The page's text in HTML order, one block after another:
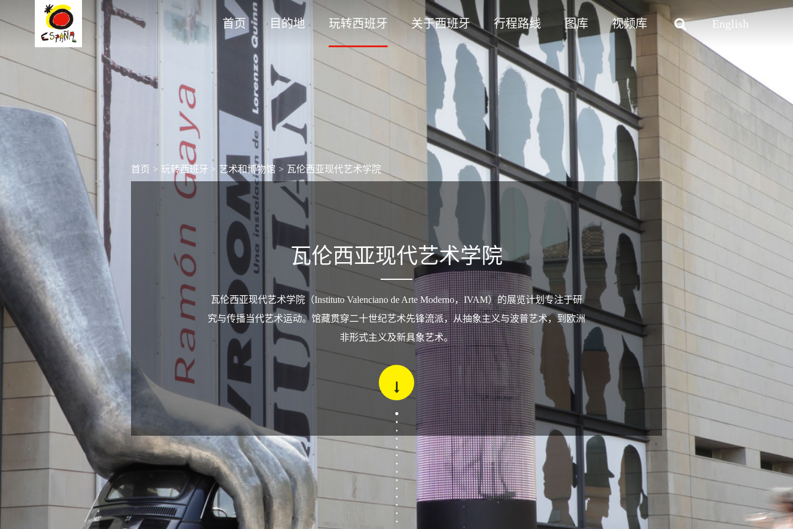
首页 目的地 玩转西班牙 关于西班牙 行程路线 图库 视频库 English
首页 > 玩转西班牙 > 艺术和博物馆 > 瓦伦西亚现代艺术学院
瓦伦西亚现代艺术学院
瓦伦西亚现代艺术学院（Instituto Valenciano de Arte Moderno，IVAM）的展览计划专注于研
究与传播当代艺术运动。馆藏贯穿二十世纪艺术先锋流派，从抽象主义与波普艺术，到欧洲
非形式主义及新具象艺术。